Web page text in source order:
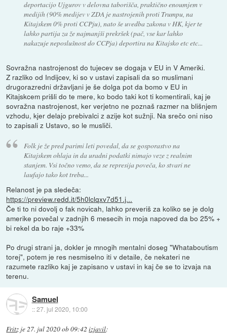
deportacijo Ujgurov v delovna taborišča, praktično enoumjem v
medijih (90% medijev v ZDA je nastrojenih proti Trumpu, na
Kitajskem 0% proti CCPju), nato še uvedba zakona v HK, kjer te
lahko partija za že najmanjši prekršek (pač, vse kar lahko
nakazuje neposlušnost do CCPja) deportira na Kitajsko etc etc...
Sovražna nastrojenost do tujecev se dogaja v EU in V Ameriki.
Z razliko od Indijcev, ki so v ustavi zapisali da so muslimani
drugorazredni državljani je še dolga pot da bomo v EU in
Kitajskcem prišli do te mere, ko bodo taki kot ti komentirali, kaj je
sovražna nastrojenost, ker verjetno ne poznaš razmer na blišnjem
vzhodu, kjer delajo prebivalci z azije kot sužnji. Na srečo oni niso
to zapisali z Ustavo, so le musliči.
Folk je že pred parimi leti povedal, da se gosporastvo na
Kitajskem ohlaja in da uradni podatki nimajo veze z realnim
stanjem. Vsi točno vemo, da se represija poveča, ko stvari ne
laufajo tako kot treba...
Relanost je pa sledeča:
https://preview.redd.it/5h0lclqxv7d51.j...
Če ti to ni dovolj o fak novicah, lahko preveriš za koliko se je dolg
amerike povečal v zadnjih 6 mesecih in moja napoved da bo 25% +
bi rekel da bo raje +33%
Po drugi strani ja, dokler je mnogih mentalni doseg "Whataboutism
torej", potem je res nesmiselno iti v detaile, če nekateri ne
razumete razliko kaj je zapisano v ustavi in kaj če se to izvaja na
terenu.
Samuel
::27. jul 2020, 10:00
Fritz je27. jul 2020 ob 09:42 izjavil: